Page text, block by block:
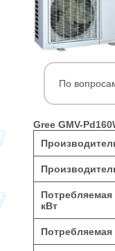
По
Gree GMV-
кВт